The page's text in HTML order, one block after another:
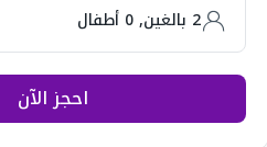
2 بالغين ,
0 أطفال
احجز الآن